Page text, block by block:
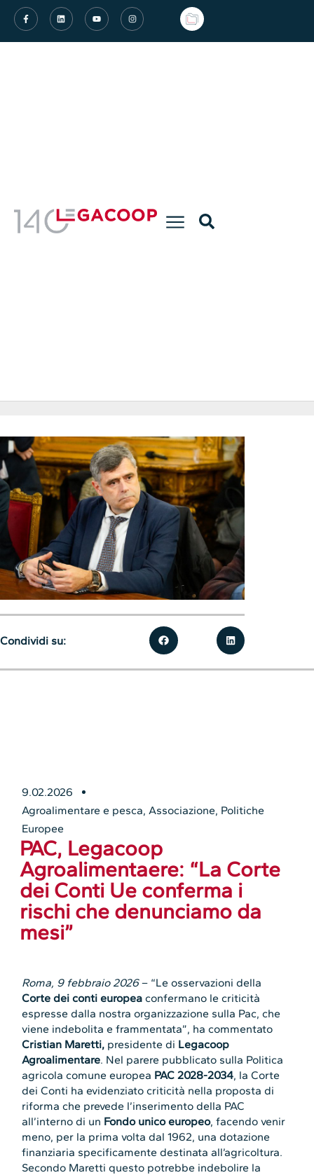
9.02.2026
Agroalimentare e pesca, Associazione, Politiche
Europee
PAC, Legacoop
Agroalimentaere: “La Corte
dei Conti Ue conferma i
rischi che denunciamo da
mesi”
Roma, 9 febbraio 2026– “Le osservazioni della
Corte dei conti europeaconfermano le criticità
espresse dalla nostra organizzazione sulla Pac, che
viene indebolita e frammentata”, ha commentato
Cristian Maretti, presidente di Legacoop
Agroalimentare. Nel parere pubblicato sulla Politica
agricola comune europea PAC 2028-2034, la Corte
dei Conti ha evidenziato criticità nella proposta di
riforma che prevede l’inserimento della PAC
all’interno di un Fondo unico europeo, facendo venir
meno, per la prima volta dal 1962, una dotazione
finanziaria specificamente destinata all’agricoltura.
Secondo Maretti questo potrebbe indebolire la
Condividi su: